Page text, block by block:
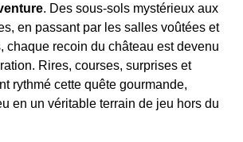
. Des sous-sols mystérieux aux
en passant par les salles voûtées et
chaque recoin du château est devenu
Rires, courses, surprises et
rythmé cette quête gourmande,
en un véritable terrain de jeu hors du